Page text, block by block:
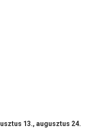
13., augusztus 24.